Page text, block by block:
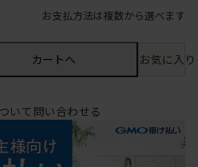
お支払方法は複数から選べます
カートへ お気に入
いて問い合わせる